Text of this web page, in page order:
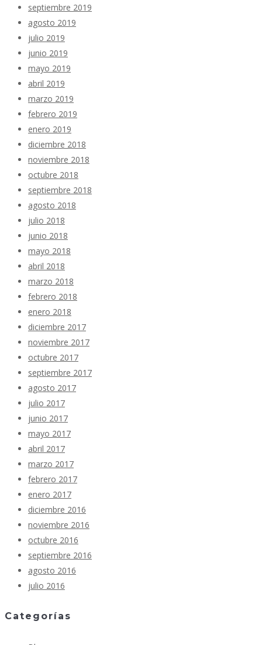
septiembre 2019
agosto 2019
julio 2019
junio 2019
mayo 2019
abril 2019
marzo 2019
febrero 2019
enero 2019
diciembre 2018
noviembre 2018
octubre 2018
septiembre 2018
agosto 2018
julio 2018
junio 2018
mayo 2018
abril 2018
marzo 2018
febrero 2018
enero 2018
diciembre 2017
noviembre 2017
octubre 2017
septiembre 2017
agosto 2017
julio 2017
junio 2017
mayo 2017
abril 2017
marzo 2017
febrero 2017
enero 2017
diciembre 2016
noviembre 2016
octubre 2016
septiembre 2016
agosto 2016
julio 2016
Categorías